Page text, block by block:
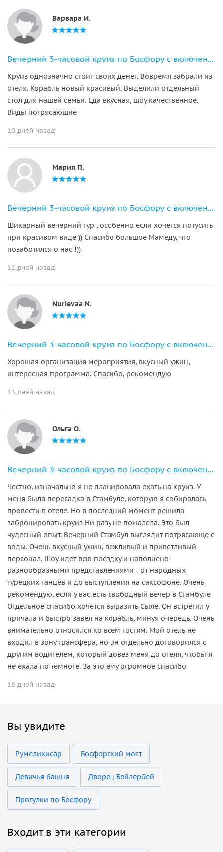
Варвара И.
Вечерний 3-часовой круиз по Босфору с включенным ужином и трансфером
Круиз однозначно стоит своих денег. Вовремя забрали из
отеля. Корабль новый красивый. Выделили отдельный
стол для нашей семьи. Еда вкусная, шоу качественное.
Виды потрясающие
10 дней назад
Мария П.
Вечерний 3-часовой круиз по Босфору с включенным ужином и трансфером
Шикарный вечерний тур , особенно если хочется потусить
при красивом виде )) Спасибо большое Мамеду, что
позаботился о нас !))
12 дней назад
Nurievaa N.
Вечерний 3-часовой круиз по Босфору с включенным ужином и трансфером
Хорошая организация мероприятия, вкусный ужин,
интересная программа. Спасибо, рекомендую
13 дней назад
Ольга О.
Вечерний 3-часовой круиз по Босфору с включенным ужином и трансфером
Честно, изначально я не планировала ехать на круиз. У
меня была пересадка в Стамбуле, которую я собиралась
провести в отеле. Но в последний момент решила
забронировать круиз Ни разу не пожалела. Это был
чудесный опыт. Вечерний Стамбул выглядит потрясающе с
воды. Очень вкусный ужин, вежливый и приветливый
персонал. Шоу идет всю поездку и наполнено
разнообразными представлениями - от народных
турецких танцев и до выступления на саксофоне. Очень
рекомендую, если у вас есть свободный вечер в Стамбуле
Отдельное спасибо хочется выразить Сыле. Он встретил у
причала и быстро завел на корабль, минуя очередь. Очень
внимательно относился ко всем гостям. Мой отель не
входил в зону трансфера, но он отдельно договорился с
другим водителем, который довез меня до отеля, чтобы я
не ехала по темноте. За это ему огромное спасибо
18 дней назад
Вы увидите
Румелихисар Босфорский мост
Девичья башня Дворец Бейлербей
Прогулки по Босфору
Входит в эти категории